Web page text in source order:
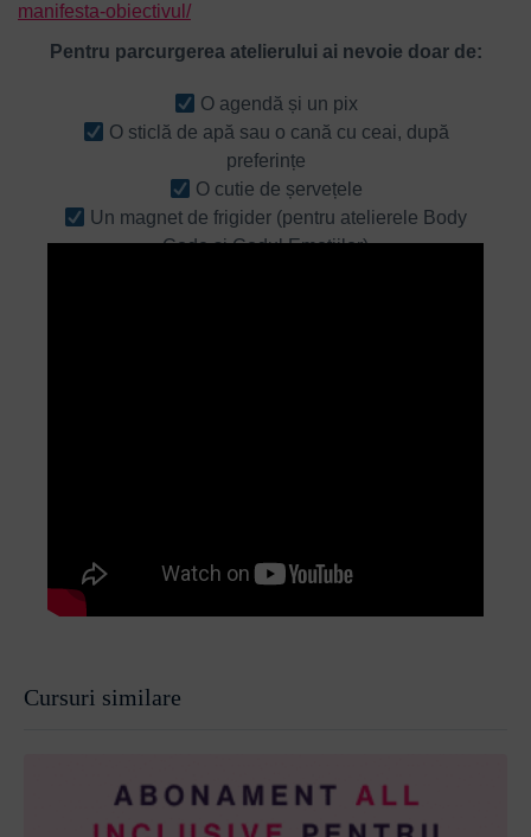
manifesta-obiectivul/
Pentru parcurgerea atelierului ai nevoie doar de:
O agendă și un pix
O sticlă de apă sau o cană cu ceai, după
preferințe
O cutie de șervețele
Un magnet de frigider (pentru atelierele Body
Code și Codul Emoțiilor)
Cursuri similare